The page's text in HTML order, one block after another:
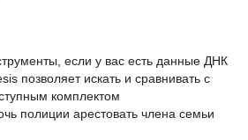
если у вас есть данные ДНК
позволяет искать и сравнивать с
комплектом
полиции арестовать члена семьи